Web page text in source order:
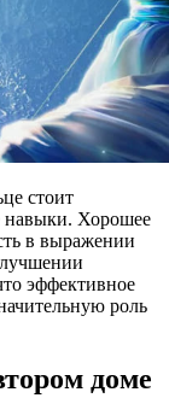
стоит
навыки. Хорошее
в выражении
эффективное
роль
доме